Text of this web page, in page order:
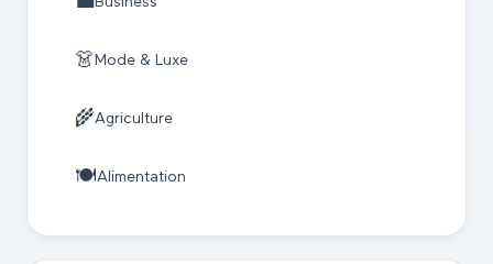
👗 Mode & Luxe
🌾Agriculture
🍽️Alimentation